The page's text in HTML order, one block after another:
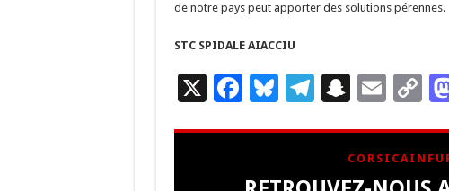
de notre pays peut apporter des solutions pérennes.
STC SPIDALE AIACCIU
X F
b
Bl
ky
T
gr
S
a
p
E
ai
l
C
p
y